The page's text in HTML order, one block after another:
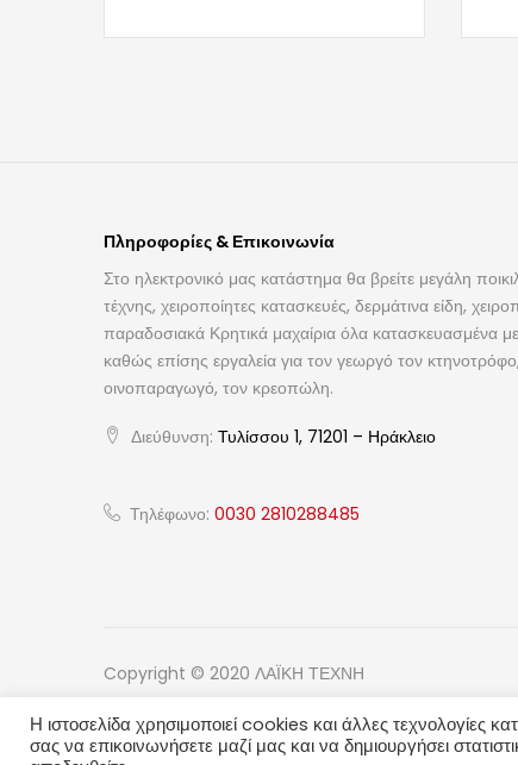
Πληροφορίες & Επικοινωνία
Στο ηλεκτρονικό μας κατάστημα θα βρείτε μεγάλη
τέχνης, χειροποίητες κατασκευές, δερμάτινα είδη,
παραδοσιακά Κρητικά μαχαίρια όλα κατασκευασμένα
καθώς επίσης εργαλεία για τον γεωργό τον
οινοπαραγωγό, τον κρεοπώλη.
Διεύθυνση: Τυλίσσου 1, 71201 – Ηράκλειο
Τηλέφωνο: 0030 2810288485
Copyright © 2020 ΛΑΪΚΗ ΤΕΧΝΗ
Η ιστοσελίδα χρησιμοποιεί cookies και άλλες τεχνολογίες
σας να επικοινωνήσετε μαζί μας και να δημιουργήσει